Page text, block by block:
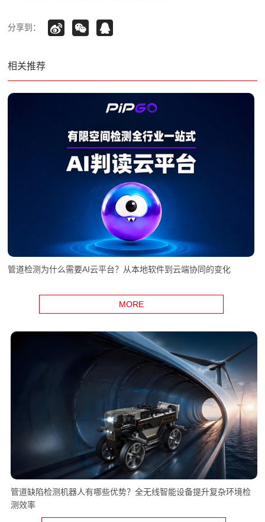
分享到：
相关推荐
管道检测为什么需要AI云平台？从本地软件到云端协同的变化
MORE
管道缺陷检测机器人有哪些优势？全无线智能设备提升复杂环境检
测效率